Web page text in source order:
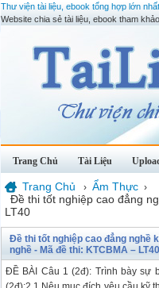
Thư viện tài liệu, ebook tổng hợp lớn
Website chia sẻ tài liệu, ebook tham
Trang Chủ Tài Liệu
Trang Chủ › Ẩm Thực ›
Đề thi tốt nghiệp cao đẳng
LT40
Đề thi tốt nghiệp cao đẳng nghề
nghề - Mã đề thi: KTCBMA – LT40
ĐỀ BÀI Câu 1 (2đ): Trình bày sự